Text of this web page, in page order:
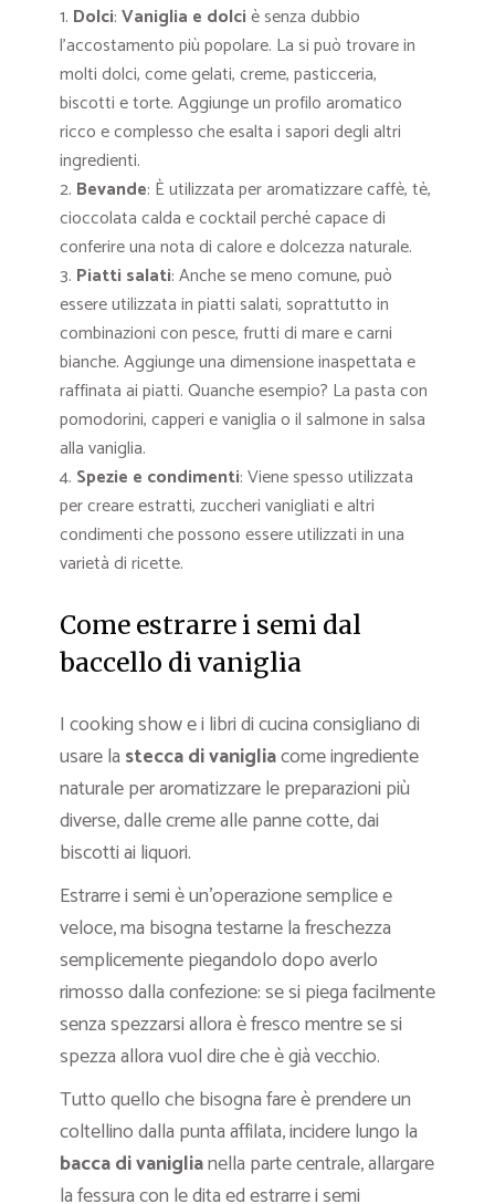
Dolci:Vaniglia e dolciè senza dubbio
l’accostamento più popolare. La si può trovare in
molti dolci, come gelati, creme, pasticceria,
biscotti e torte. Aggiunge un profilo aromatico
ricco e complesso che esalta i sapori degli altri
ingredienti.
Bevande: È utilizzata per aromatizzare caffè, tè,
cioccolata calda e cocktail perché capace di
conferire una nota di calore e dolcezza naturale.
Piatti salati: Anche se meno comune, può
essere utilizzata in piatti salati, soprattutto in
combinazioni con pesce, frutti di mare e carni
bianche. Aggiunge una dimensione inaspettata e
raffinata ai piatti. Quanche esempio? La pasta con
pomodorini, capperi e vaniglia o il salmone in salsa
alla vaniglia.
Spezie e condimenti: Viene spesso utilizzata
per creare estratti, zuccheri vanigliati e altri
condimenti che possono essere utilizzati in una
varietà di ricette.
Come estrarre i semi dal
baccello di vaniglia
I cooking show e i libri di cucina consigliano di
usare la stecca di vanigliacome ingrediente
naturale per aromatizzare le preparazioni più
diverse, dalle creme alle panne cotte, dai
biscotti ai liquori.
Estrarre i semi è un’operazione semplice e
veloce, ma bisogna testarne la freschezza
semplicemente piegandolo dopo averlo
rimosso dalla confezione: se si piega facilmente
senza spezzarsi allora è fresco mentre se si
spezza allora vuol dire che è già vecchio.
Tutto quello che bisogna fare è prendere un
coltellino dalla punta affilata, incidere lungo la
bacca di vaniglianella parte centrale, allargare
la fessura con le dita ed estrarre i semi